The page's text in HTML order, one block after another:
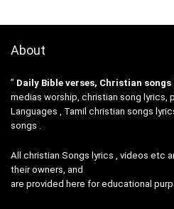
About
” Daily Bible verses, Christian
medias worship, christian song lyrics,
Languages , Tamil christian songs
songs .
All christian Songs lyrics , videos etc
their owners, and
are provided here for educational